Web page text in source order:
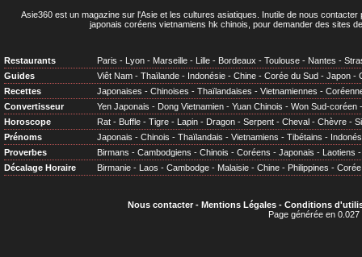
Asie360 est un magazine sur l'Asie et les cultures asiatiques . Inutile de nous
japonais coréens vietnamiens hk chinois, pour demander des sites
Restaurants Paris - Lyon - Marseille - Lille - Bordeaux - Toulouse - Nantes -
Guides
Viêt Nam - Thaïlande - Indonésie - Chine - Corée du Sud - Japon -
Recettes
Japonaises - Chinoises - Thaïlandaises - Vietnamiennes -
Convertisseur
Yen Japonais - Dong Vietnamien - Yuan Chinois - Won Sud-coréen
Horoscope
Rat - Buffle - Tigre - Lapin - Dragon - Serpent - Cheval - Chèvre -
Prénoms
Japonais - Chinois - Thaïlandais - Vietnamiens - Tibétains -
Proverbes
Birmans - Cambodgiens - Chinois - Coréens - Japonais - Laotiens
Décalage Horaire
Birmanie - Laos - Cambodge - Malaisie - Chine - Philippines - Corée
Nous contacter- Mentions Légales- Conditions
Page générée en